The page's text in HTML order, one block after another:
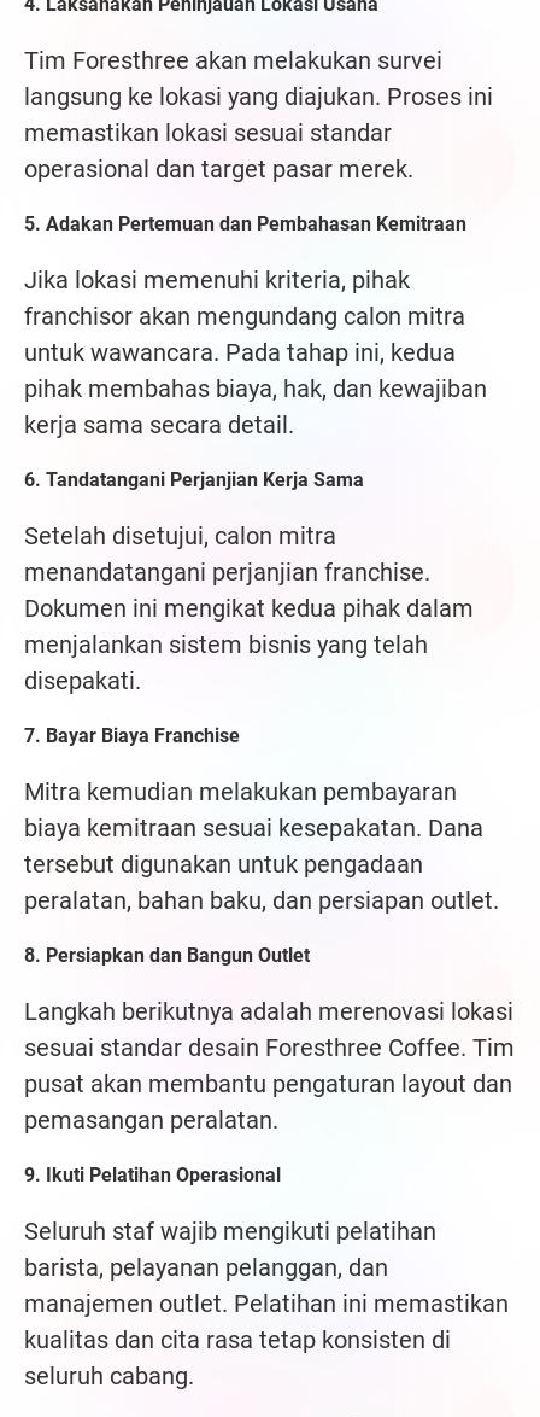
4. Laksanakan Peninjauan Lokasi Usaha
Tim Foresthree akan melakukan survei
langsung ke lokasi yang diajukan. Proses ini
memastikan lokasi sesuai standar
operasional dan target pasar merek.
5. Adakan Pertemuan dan Pembahasan Kemitraan
Jika lokasi memenuhi kriteria, pihak
franchisor akan mengundang calon mitra
untuk wawancara. Pada tahap ini, kedua
pihak membahas biaya, hak, dan kewajiban
kerja sama secara detail.
6. Tandatangani Perjanjian Kerja Sama
Setelah disetujui, calon mitra
menandatangani perjanjian franchise.
Dokumen ini mengikat kedua pihak dalam
menjalankan sistem bisnis yang telah
disepakati.
7. Bayar Biaya Franchise
Mitra kemudian melakukan pembayaran
biaya kemitraan sesuai kesepakatan. Dana
tersebut digunakan untuk pengadaan
peralatan, bahan baku, dan persiapan outlet.
8. Persiapkan dan Bangun Outlet
Langkah berikutnya adalah merenovasi lokasi
sesuai standar desain Foresthree Coffee. Tim
pusat akan membantu pengaturan layout dan
pemasangan peralatan.
9. Ikuti Pelatihan Operasional
Seluruh staf wajib mengikuti pelatihan
barista, pelayanan pelanggan, dan
manajemen outlet. Pelatihan ini memastikan
kualitas dan cita rasa tetap konsisten di
seluruh cabang.